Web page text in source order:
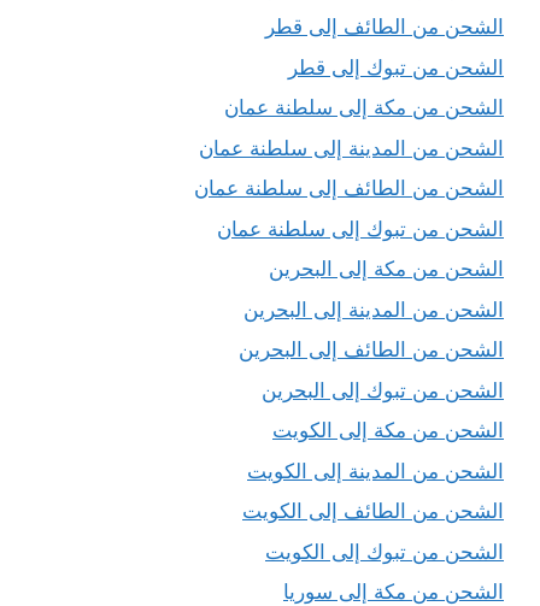
الشحن من الطائف إلى قطر
الشحن من تبوك إلى قطر
الشحن من مكة إلى سلطنة عمان
الشحن من المدينة إلى سلطنة عمان
الشحن من الطائف إلى سلطنة عمان
الشحن من تبوك إلى سلطنة عمان
الشحن من مكة إلى البحرين
الشحن من المدينة إلى البحرين
الشحن من الطائف إلى البحرين
الشحن من تبوك إلى البحرين
الشحن من مكة إلى الكويت
الشحن من المدينة إلى الكويت
الشحن من الطائف إلى الكويت
الشحن من تبوك إلى الكويت
الشحن من مكة إلى سوريا